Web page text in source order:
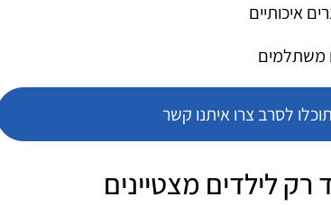
איכותיים
משתלמים
לסרב צרו איתנו קשר